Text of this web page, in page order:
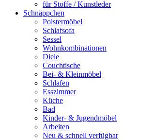
für Stoffe / Kunstleder
Schnäppchen
Polstermöbel
Schlafsofa
Sessel
Wohnkombinationen
Diele
Couchtische
Bei- & Kleinmöbel
Schlafen
Esszimmer
Küche
Bad
Kinder- & Jugendmöbel
Arbeiten
Neu & schnell verfügbar